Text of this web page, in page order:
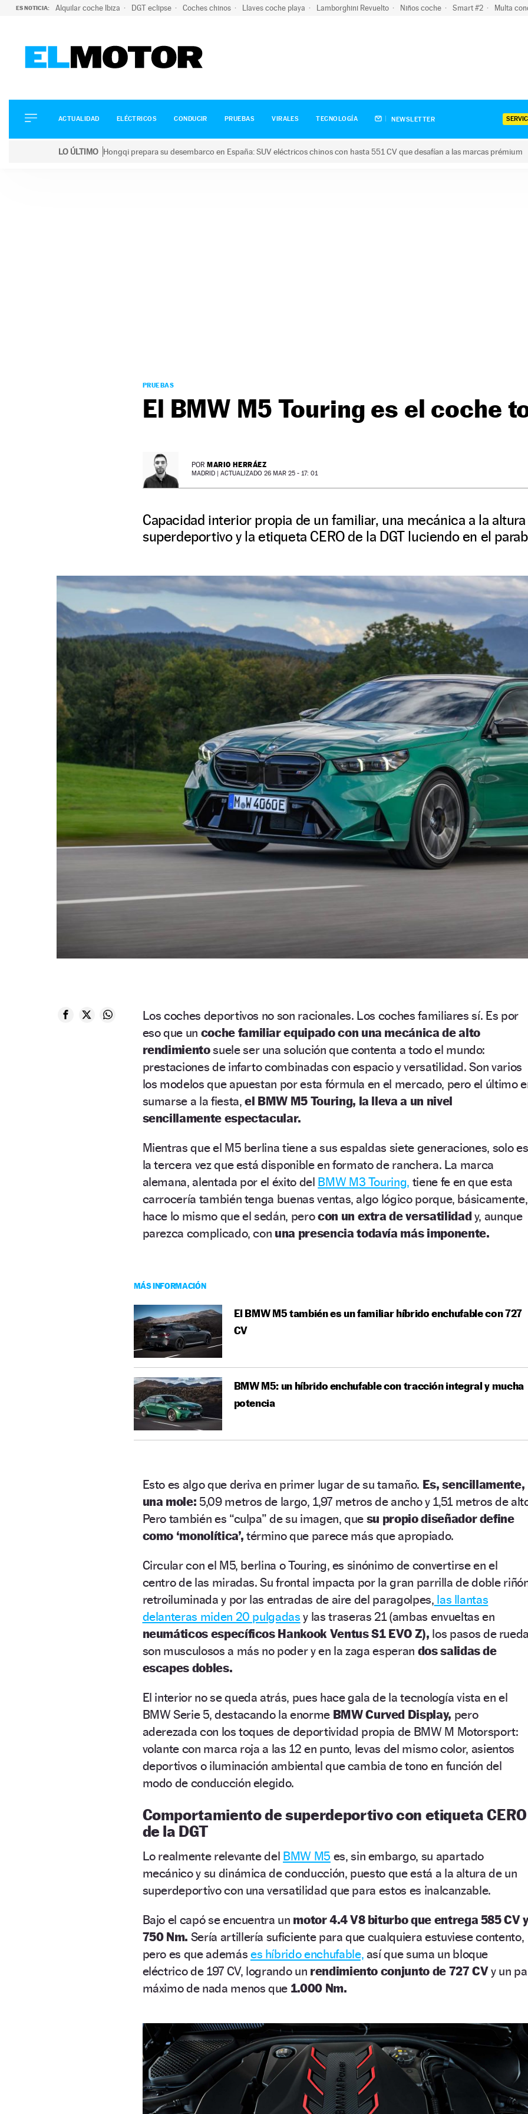
ES NOTICIA: Alquilar coche Ibiza DGT eclipse Coches chinos Llaves coche playa Lamborghini Revuelto Niños coche Smart #2 Multa
ELÉCTRICOS
CONDUCIR
ACTUALIDAD ELÉCTRICOS CONDUCIR PRUEBAS VIRALES TECNOLOGÍA NEWSLETTER
LO ÚLTIMO Hongqi prepara su desembarco en España: SUV eléctricos chinos con hasta 551 CV que desafían a las marcas prémium
PRUEBAS
El BMW M5 Touring es el coche
POR MARIO HERRÁEZ
MADRID | ACTUALIZADO 26 MAR 25 - 17: 01
Capacidad interior propia de un familiar, una mecánica a la
superdeportivo y la etiqueta CERO de la DGT luciendo en el
Los coches deportivos no son racionales. Los coches familiares sí. Es por
eso que un coche familiar equipado con una mecánica de alto
rendimientosuele ser una solución que contenta a todo el mundo:
prestaciones de infarto combinadas con espacio y versatilidad. Son varios
los modelos que apuestan por esta fórmula en el mercado, pero el último
sumarse a la fiesta,el BMW M5 Touring, la lleva a un nivel
sencillamente espectacular.
Mientras que el M5 berlina tiene a sus espaldas siete generaciones, solo es
la tercera vez que está disponible en formato de ranchera. La marca
alemana, alentada por el éxito del BMW M3 Touring, tiene fe en que esta
carrocería también tenga buenas ventas, algo lógico porque, básicamente,
hace lo mismo que el sedán, perocon un extra de versatilidady, aunque
parezca complicado, con una presencia todavía más imponente.
MÁS INFORMACIÓN
El BMW M5 también es un familiar híbrido enchufable con 727
CV
BMW M5: un híbrido enchufable con tracción integral y mucha
potencia
Esto es algo que deriva en primer lugar de su tamaño. Es, sencillamente,
una mole: 5,09 metros de largo, 1,97 metros de ancho y 1,51 metros de
Pero también es “culpa” de su imagen, que su propio diseñador define
como ‘monolítica’, término que parece más que apropiado.
Circular con el M5, berlina o Touring, es sinónimo de convertirse en el
centro de las miradas. Su frontal impacta por la gran parrilla de doble
retroiluminada y por las entradas de aire del paragolpes, las llantas
delanteras miden 20 pulgadas y las traseras 21 (ambas envueltas en
neumáticos específicos Hankook Ventus S1 EVO Z), los pasos de
son musculosos a más no poder y en la zaga esperan dos salidas de
escapes dobles.
El interior no se queda atrás, pues hace gala de la tecnología vista en el
BMW Serie 5, destacando la enorme BMW Curved Display, pero
aderezada con los toques de deportividad propia de BMW M Motorsport:
volante con marca roja a las 12 en punto, levas del mismo color, asientos
deportivos o iluminación ambiental que cambia de tono en función del
modo de conducción elegido.
Comportamiento de superdeportivo con etiqueta CERO
de la DGT
Lo realmente relevante del BMW M5 es, sin embargo, su apartado
mecánico y su dinámica de conducción, puesto que está a la altura de un
superdeportivo con una versatilidad que para estos es inalcanzable.
Bajo el capó se encuentra un motor 4.4 V8 biturbo que entrega 585 CV
750 Nm. Sería artillería suficiente para que cualquiera estuviese contento,
pero es que además es híbrido enchufable, así que suma un bloque
eléctrico de 197 CV, logrando un rendimiento conjunto de 727 CVy un
máximo de nada menos que 1.000 Nm.